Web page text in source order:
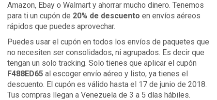
Amazon, Ebay o Walmart y ahorrar mucho dinero. Tenemos
para ti un cupón de 20% de descuento en envíos aéreos
rápidos que puedes aprovechar.
Puedes usar el cupón en todos los envíos de paquetes que
no necesiten ser consolidados, ni agrupados. Es decir que
tengan un solo tracking. Solo tienes que aplicar el cupón
F488ED65 al escoger envío aéreo y listo, ya tienes el
descuento. El cupón es válido hasta el 17 de junio de 2018.
Tus compras llegan a Venezuela de 3 a 5 días hábiles.